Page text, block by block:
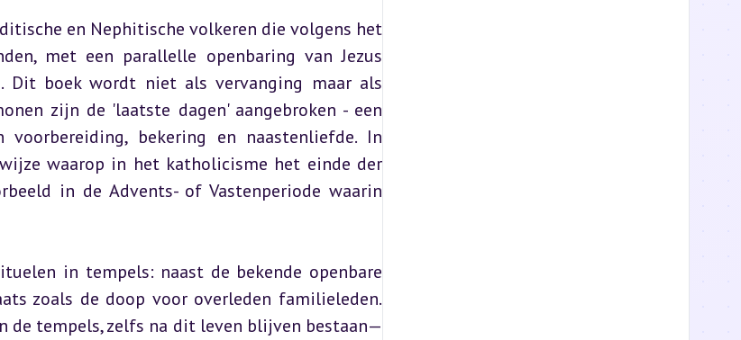
en Nephitische volkeren die volgens het
met een parallelle openbaring van Jezus
Dit boek wordt niet als vervanging maar als
zijn de 'laatste dagen' aangebroken - een
bekering en naastenliefde. In
waarop in het katholicisme het einde der
in de Advents- of Vastenperiode waarin
in tempels: naast de bekende openbare
zoals de doop voor overleden familieleden.
de tempels, zelfs na dit leven blijven bestaan—